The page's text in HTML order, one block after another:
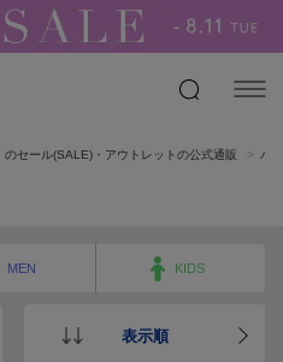
セール(SALE)・アウトレットの公式通販 バ
MEN KIDS
表示順